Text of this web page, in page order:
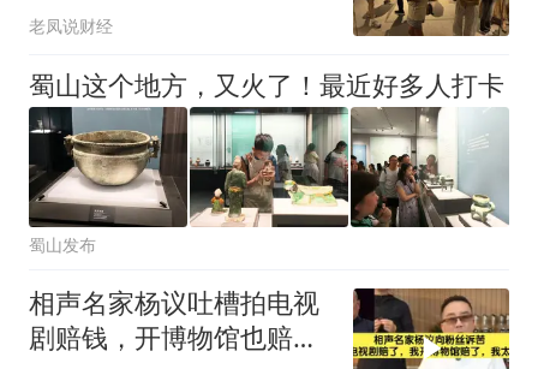
老凤说财经
蜀山这个地方，又火了！最近好多人打卡
蜀山发布
相声名家杨议吐槽拍电视
剧赔钱，开博物馆也赔